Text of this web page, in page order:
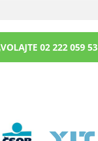
VOLAJTE 02 222 059 53